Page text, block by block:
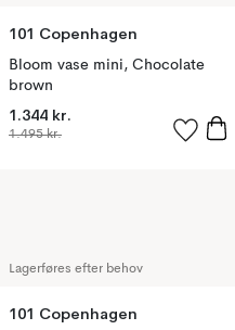
101 Copenhagen
Bloom vase mini, Chocolate
brown
1.344 kr.
1.495 kr.
Lagerføres efter behov
101 Copenhagen